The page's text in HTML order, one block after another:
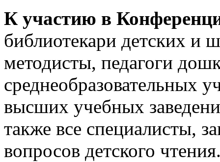
К участию в
библиотекари детских и
методисты, педагоги
среднеобразовательных
высших учебных
также все специалисты,
вопросов детского